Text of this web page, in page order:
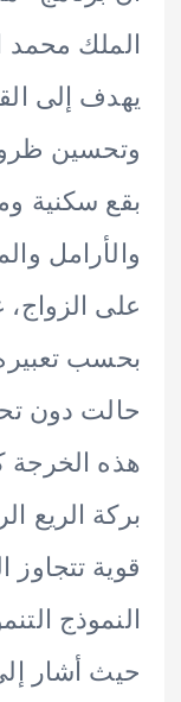
إلى القضاء
ظروف
سكنية ومشاريع
غير أن
تعبيره، عرف
دون تحقيق
كانت
الريع
تتجاوز
التنموي
إلى أن